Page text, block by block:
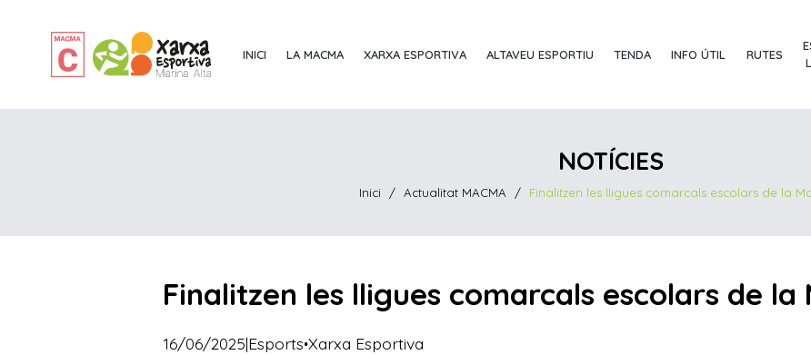
INICI LA MACMA XARXA ESPORTIVA ALTAVEU ESPORTIU TENDA INFO ÚTIL RUTES
NOTÍCIES
Inici / Actualitat MACMA / Finalitzen les lligues comarcals escolars de la
Finalitzen les lligues comarcals escolars de la
16/06/2025|Esports·Xarxa Esportiva